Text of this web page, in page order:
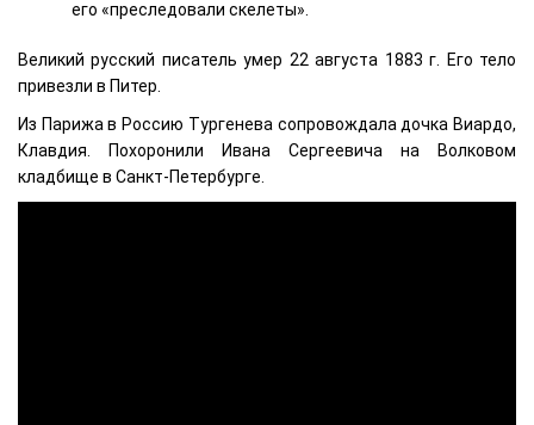
его «преследовали скелеты».
Великий русский писатель умер 22 августа 1883 г. Его тело
привезли в Питер.
Из Парижа в Россию Тургенева сопровождала дочка Виардо,
Клавдия. Похоронили Ивана Сергеевича на Волковом
кладбище в Санкт-Петербурге.